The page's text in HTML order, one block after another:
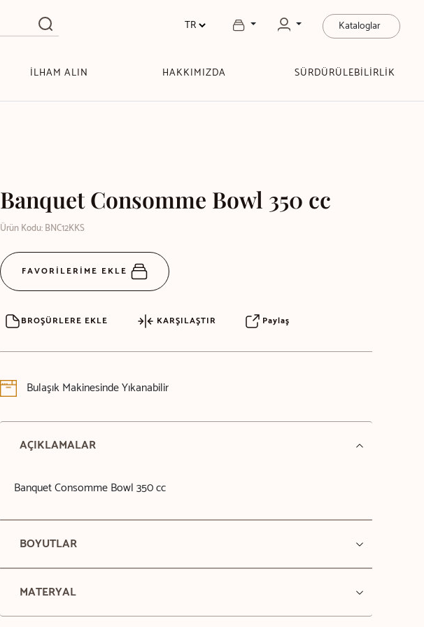
Kataloglar
İLHAM ALIN HAKKIMIZDA SÜRDÜRÜLEBİLİRLİK
Banquet Consomme Bowl 350 cc
Ürün Kodu: BNC12KKS
FAVORİLERİME EKLE
BROŞÜRLERE EKLE KARŞILAŞTIR Paylaş
Bulaşık Makinesinde Yıkanabilir
AÇIKLAMALAR
Banquet Consomme Bowl 350 cc
BOYUTLAR
MATERYAL